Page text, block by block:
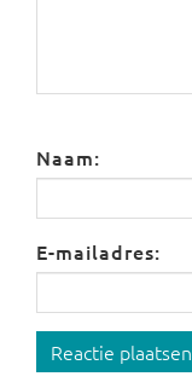
Naam:
E-mailadres:
Reactie plaatsen